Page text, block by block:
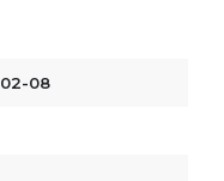
08